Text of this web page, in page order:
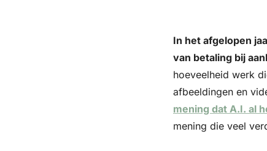
In het afgelopen
van betaling bij
hoeveelheid werk
afbeeldingen en
mening dat A.I. al
mening die veel